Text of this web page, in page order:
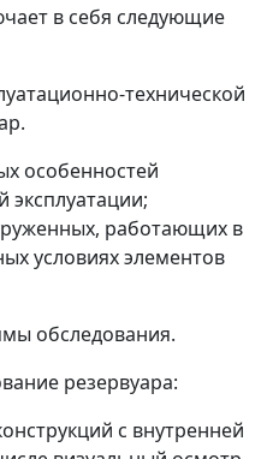
в себя следующие
технической
особенностей
эксплуатации;
работающих в
условиях элементов
обследования.
резервуара:
с внутренней